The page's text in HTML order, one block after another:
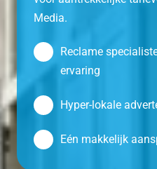
Media.
Reclame
ervaring
Hyper-lokale
Eén makkelijk